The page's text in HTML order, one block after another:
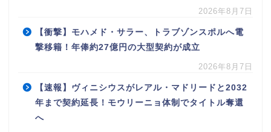
2026年8月7日
【衝撃】モハメド・サラー、トラブゾンスポルへ電
撃移籍！年俸約27億円の大型契約が成立
2026年8月7日
【速報】ヴィニシウスがレアル・マドリードと2032
年まで契約延長！モウリーニョ体制でタイトル奪還
へ